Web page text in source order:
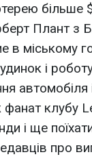
Плант з
в міському
і
автомобіля
фанат клубу
і ще
про